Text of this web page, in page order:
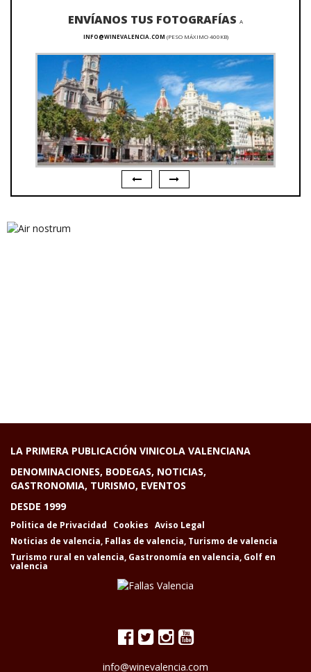
ENVÍANOS TUS FOTOGRAFÍAS A
INFO@WINEVALENCIA.COM (PESO MÁXIMO 400KB)
LA PRIMERA PUBLICACIÓN VINICOLA VALENCIANA
DENOMINACIONES, BODEGAS, NOTICIAS,
GASTRONOMIA, TURISMO, EVENTOS
DESDE 1999
Politica de Privacidad Cookies Aviso Legal
Noticias de valencia, Fallas de valencia, Turismo de valencia
Turismo rural en valencia, Gastronomía en valencia, Golf en
valencia
info@winevalencia.com